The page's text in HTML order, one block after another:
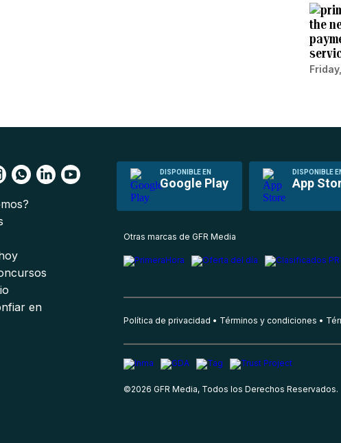
the
DISPONIBLE EN
Google Play
DISPONIBLE
App
en
Otras marcas de GFR Media
Política de privacidad Términos y condiciones
©2026 GFR Media, Todos los Derechos Reservados.